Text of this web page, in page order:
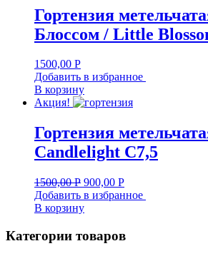
Гортензия
Блоссом / Little
1500,00 Р
Добавить в избранное
В корзину
Акция!
Гортензия
Candlelight С7,5
1500,00Р 900,00 Р
Добавить в избранное
В корзину
Категории товаров